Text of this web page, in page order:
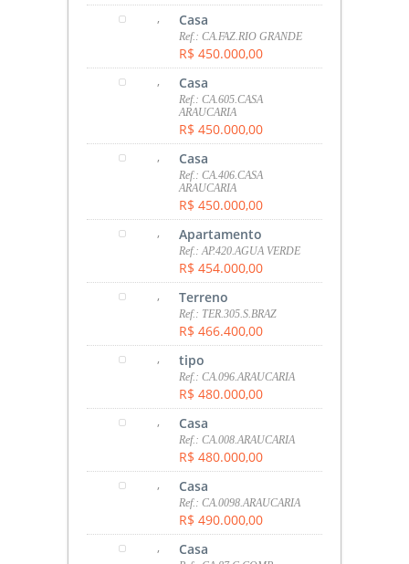
, Casa
Ref.: CA.FAZ.RIO GRANDE
R$ 450.000,00
, Casa
Ref.: CA.605.CASA
ARAUCARIA
R$ 450.000,00
, Casa
Ref.: CA.406.CASA
ARAUCARIA
R$ 450.000,00
, Apartamento
Ref.: AP.420.AGUA VERDE
R$ 454.000,00
, Terreno
Ref.: TER.305.S.BRAZ
R$ 466.400,00
, tipo
Ref.: CA.096.ARAUCARIA
R$ 480.000,00
, Casa
Ref.: CA.008.ARAUCARIA
R$ 480.000,00
, Casa
Ref.: CA.0098.ARAUCARIA
R$ 490.000,00
, Casa